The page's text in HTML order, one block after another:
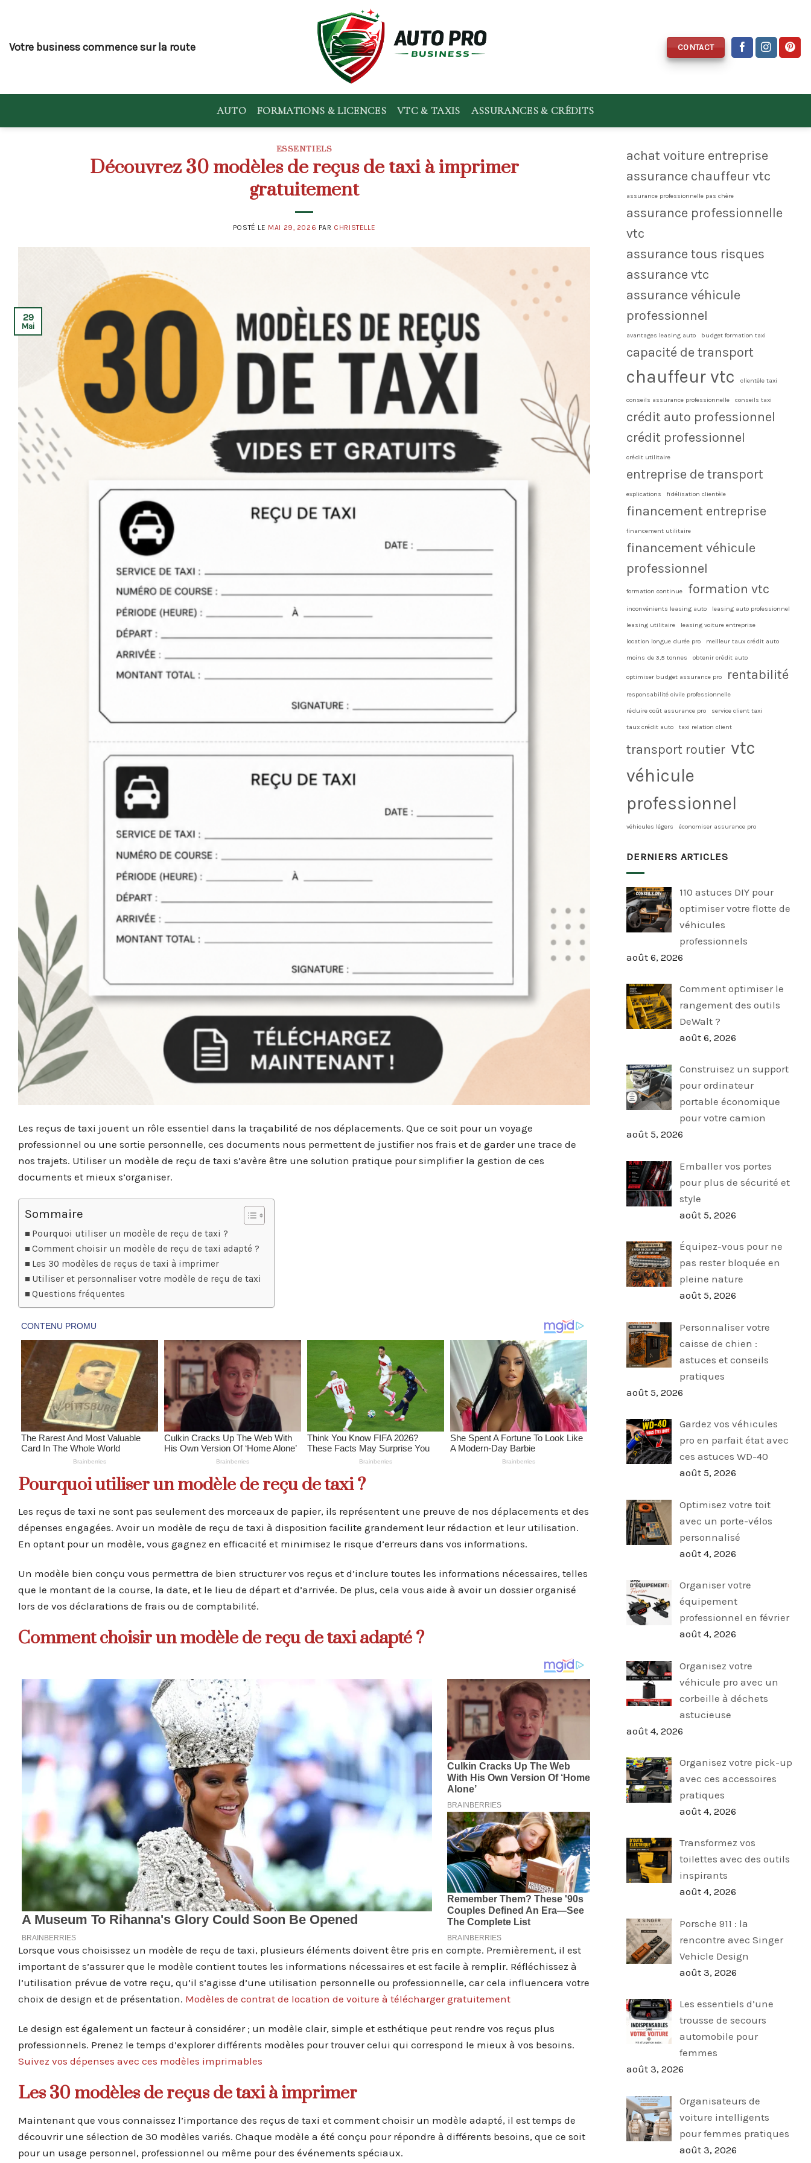
content
Votre business commence sur la route CONTACT
AUTO FORMATIONS & LICENCES VTC & TAXIS ASSURANCES & CRÉDITS
ESSENTIELS
Découvrez 30 modèles de reçus de taxi à imprimer
gratuitement
POSTÉ LE MAI 29, 2026 PAR CHRISTELLE
29
Mai
Les reçus de taxi jouent un rôle essentiel dans la traçabilité de nos déplacements. Que ce soit pour un voyage
professionnel ou une sortie personnelle, ces documents nous permettent de justifier nos frais et de garder une trace de
nos trajets. Utiliser un modèle de reçu de taxi s’avère être une solution pratique pour simplifier la gestion de ces
documents et mieux s’organiser.
Sommaire
Pourquoi utiliser un modèle de reçu de taxi ?
Comment choisir un modèle de reçu de taxi adapté ?
Les 30 modèles de reçus de taxi à imprimer
Utiliser et personnaliser votre modèle de reçu de taxi
Questions fréquentes
Pourquoi utiliser un modèle de reçu de taxi ?
Les reçus de taxi ne sont pas seulement des morceaux de papier, ils représentent une preuve de nos déplacements et des
dépenses engagées. Avoir un modèle de reçu de taxi à disposition facilite grandement leur rédaction et leur utilisation.
En optant pour un modèle, vous gagnez en efficacité et minimisez le risque d’erreurs dans vos informations.
Un modèle bien conçu vous permettra de bien structurer vos reçus et d’inclure toutes les informations nécessaires, telles
que le montant de la course, la date, et le lieu de départ et d’arrivée. De plus, cela vous aide à avoir un dossier organisé
lors de vos déclarations de frais ou de comptabilité.
Comment choisir un modèle de reçu de taxi adapté ?
Lorsque vous choisissez un modèle de reçu de taxi, plusieurs éléments doivent être pris en compte. Premièrement, il est
important de s’assurer que le modèle contient toutes les informations nécessaires et est facile à remplir. Réfléchissez à
l’utilisation prévue de votre reçu, qu’il s’agisse d’une utilisation personnelle ou professionnelle, car cela influencera votre
choix de design et de présentation. Modèles de contrat de location de voiture à télécharger gratuitement
Le design est également un facteur à considérer ; un modèle clair, simple et esthétique peut rendre vos reçus plus
professionnels. Prenez le temps d’explorer différents modèles pour trouver celui qui correspond le mieux à vos besoins.
Suivez vos dépenses avec ces modèles imprimables
Les 30 modèles de reçus de taxi à imprimer
Maintenant que vous connaissez l’importance des reçus de taxi et comment choisir un modèle adapté, il est temps de
découvrir une sélection de 30 modèles variés. Chaque modèle a été conçu pour répondre à différents besoins, que ce soit
pour un usage personnel, professionnel ou même pour des événements spéciaux.
achat voiture entreprise
assurance chauffeur vtc
assurance professionnelle pas chère
assurance professionnelle
vtc
assurance tous risques
assurance vtc
assurance véhicule
professionnel
avantages leasing auto budget formation taxi
capacité de transport
chauffeur vtc clientèle taxi
conseils assurance professionnelle conseils taxi
crédit auto professionnel
crédit professionnel
crédit utilitaire
entreprise de transport
explications fidélisation clientèle
financement entreprise
financement utilitaire
financement véhicule
professionnel
formation continue formation vtc
inconvénients leasing auto leasing auto professionnel
leasing utilitaire leasing voiture entreprise
location longue durée pro meilleur taux crédit auto
moins de 3,5 tonnes obtenir crédit auto
optimiser budget assurance pro rentabilité
responsabilité civile professionnelle
réduire coût assurance pro service client taxi
taux crédit auto taxi relation client
transport routier vtc
véhicule
professionnel
véhicules légers économiser assurance pro
DERNIERS ARTICLES
110 astuces DIY pour
optimiser votre flotte de
véhicules
professionnels
août 6, 2026
Comment optimiser le
rangement des outils
DeWalt ?
août 6, 2026
Construisez un support
pour ordinateur
portable économique
pour votre camion
août 5, 2026
Emballer vos portes
pour plus de sécurité et
style
août 5, 2026
Équipez-vous pour ne
pas rester bloquée en
pleine nature
août 5, 2026
Personnaliser votre
caisse de chien :
astuces et conseils
pratiques
août 5, 2026
Gardez vos véhicules
pro en parfait état avec
ces astuces WD-40
août 5, 2026
Optimisez votre toit
avec un porte-vélos
personnalisé
août 4, 2026
Organiser votre
équipement
professionnel en février
août 4, 2026
Organisez votre
véhicule pro avec un
corbeille à déchets
astucieuse
août 4, 2026
Organisez votre pick-up
avec ces accessoires
pratiques
août 4, 2026
Transformez vos
toilettes avec des outils
inspirants
août 4, 2026
Porsche 911 : la
rencontre avec Singer
Vehicle Design
août 3, 2026
Les essentiels d’une
trousse de secours
automobile pour
femmes
août 3, 2026
Organisateurs de
voiture intelligents
pour femmes pratiques
août 3, 2026